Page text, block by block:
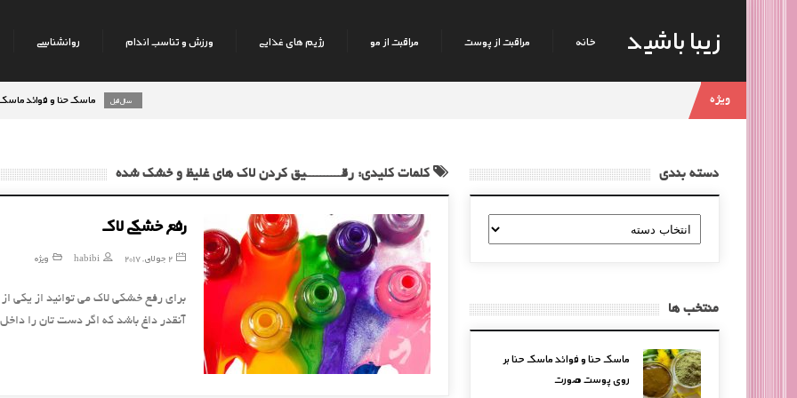
زیبا باشید خانه مراقبت از پوست مراقبت از مو رژیم های غذایی ورزش و تناسب اندام روانشناسی
ویژه ماسک حنا و فوائد ماسک حنا بر
کلمات کلیدی: رقــــــــــیق کردن لاک های غلیظ و خشک شده
رفع خشکی لاک
2 جولای, 2017 habibi ویژه
برای رفع خشکی لاک می توانید از یکی از
آنقدر داغ باشد که اگر دست تان را
دسته بندی
دسته
بندی
منتخب ها
ماسک حنا و فوائد ماسک حنا بر
روی پوست صورت